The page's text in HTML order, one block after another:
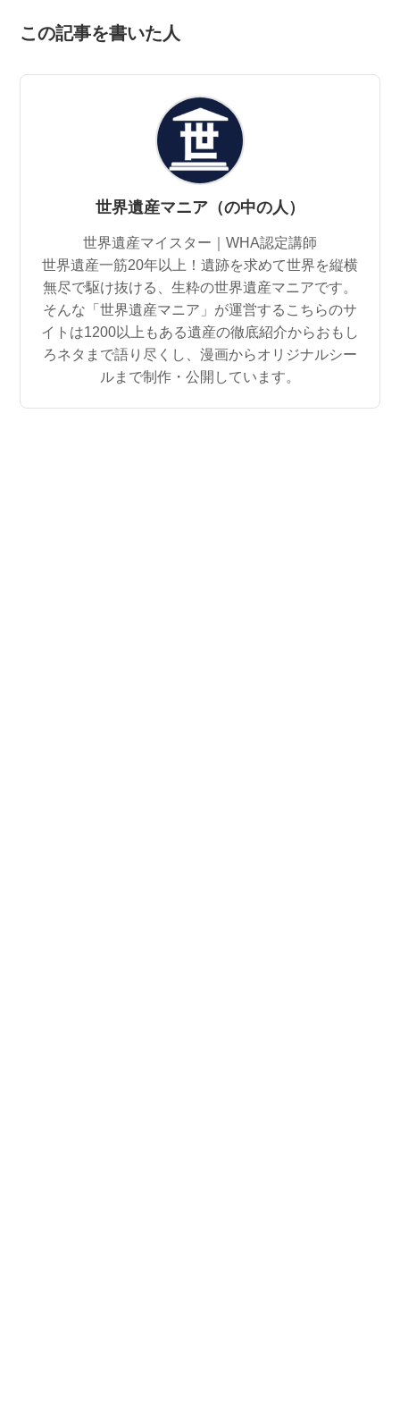
この記事を書いた人
世界遺産マニア（の中の人）
世界遺産マイスター｜WHA認定講師
世界遺産一筋20年以上！遺跡を求めて世界を縦横
無尽で駆け抜ける、生粋の世界遺産マニアです。
そんな「世界遺産マニア」が運営するこちらのサ
イトは1200以上もある遺産の徹底紹介からおもし
ろネタまで語り尽くし、漫画からオリジナルシー
ルまで制作・公開しています。